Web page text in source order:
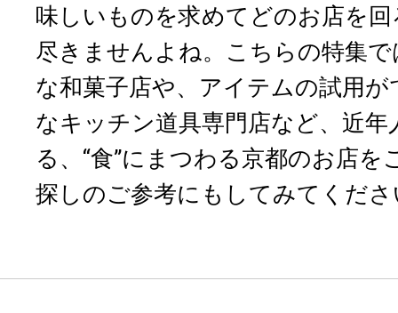
味しいものを求めてどのお店を
尽きませんよね。こちらの特集
な和菓子店や、アイテムの試用
なキッチン道具専門店など、近
る、“食”にまつわる京都のお店を
探しのご参考にもしてみてくだ